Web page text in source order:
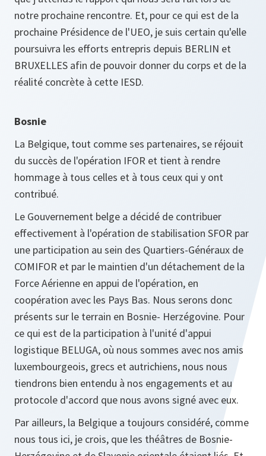
notre prochaine rencontre. Et, pour ce qui est de la
prochaine Présidence de l'UEO, je suis certain qu'elle
poursuivra les efforts entrepris depuis BERLIN et
BRUXELLES afin de pouvoir donner du corps et de la
réalité concrète à cette IESD.
Bosnie
La Belgique, tout comme ses partenaires, se réjouit
du succès de l'opération IFOR et tient à rendre
hommage à tous celles et à tous ceux qui y ont
contribué.
Le Gouvernement belge a décidé de contribuer
effectivement à l'opération de stabilisation SFOR par
une participation au sein des Quartiers-Généraux de
COMIFOR et par le maintien d'un détachement de la
Force Aérienne en appui de l'opération, en
coopération avec les Pays Bas. Nous serons donc
présents sur le terrain en Bosnie- Herzégovine. Pour
ce qui est de la participation à l'unité d'appui
logistique BELUGA, où nous sommes avec nos amis
luxembourgeois, grecs et autrichiens, nous nous
tiendrons bien entendu à nos engagements et au
protocole d'accord que nous avons signé avec eux.
Par ailleurs, la Belgique a toujours considéré, comme
nous tous ici, je crois, que les théâtres de Bosnie-